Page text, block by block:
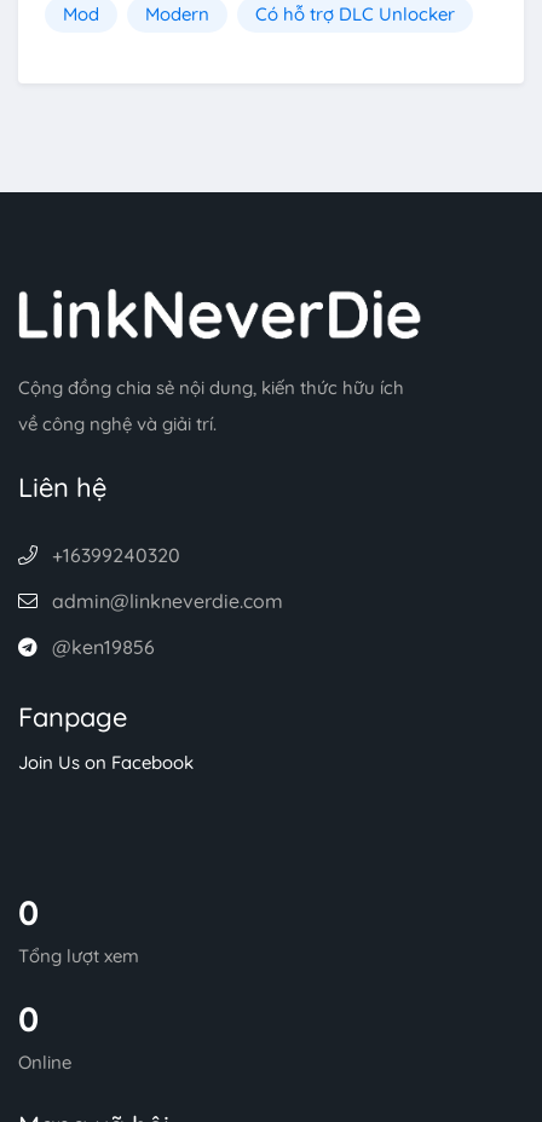
Mod Modern Có hỗ trợ DLC Unlocker
Cộng đồng chia sẻ nội dung, kiến thức hữu ích
về công nghệ và giải trí.
Liên hệ
+16399240320
admin@linkneverdie.com
@ken19856
Fanpage
Join Us on Facebook
0
Tổng lượt xem
0
Online